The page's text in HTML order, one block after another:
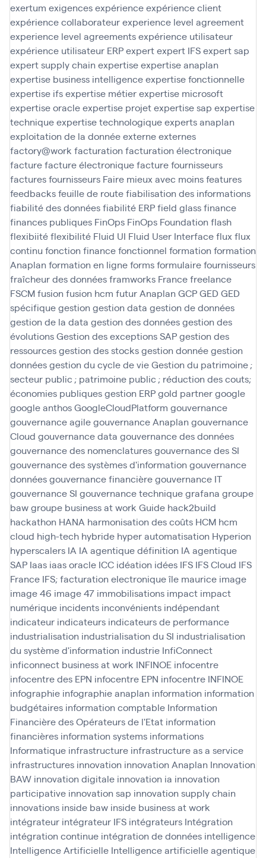
exertum exigencesexpérienceexpérience client
expérience collaborateurexperience level agreement
experience level agreementsexpérience utilisateur
expérience utilisateur ERPexpertexpert IFSexpert sap
expert supply chain expertiseexpertise anaplan
expertise business intelligenceexpertise fonctionnelle
expertise ifsexpertise métierexpertise microsoft
expertise oracleexpertise projetexpertise sap expertise
techniqueexpertise technologiqueexperts anaplan
exploitation de la donnéeexterneexternes
factory@work facturation facturation électronique
facturefacture électroniquefacture fournisseurs
factures fournisseurs Faire mieux avec moinsfeatures
feedbacksfeuille de routefiabilisation des informations
fiabilité des donnéesfiabilité ERPfield glassfinance
finances publiques FinOps FinOps Foundation flash
flexibiitéflexibilité Fluid UI Fluid User Interfaceflux flux
continu fonction financefonctionnel formation formation
Anaplan formation en ligneformsformulairefournisseurs
fraîcheur des donnéesframworks Francefreelance
FSCMfusion fusion hcm futur Anaplan GCPGED GED
spécifiquegestion gestion data gestion de données
gestion de la data gestion des donnéesgestion des
évolutionsGestion des exceptions SAPgestion des
ressourcesgestion des stocksgestion donnéegestion
donnéesgestion du cycle de vieGestion du patrimoine ;
secteur public ; patrimoine public ; réduction des couts;
économies publiquesgestion ERPgold partnergoogle
google anthosGoogleCloudPlatform gouvernance
gouvernance agilegouvernance Anaplan gouvernance
Cloud gouvernance data gouvernance des données
gouvernance des nomenclaturesgouvernance des SI
gouvernance des systèmes d'information gouvernance
donnéesgouvernance financièregouvernance IT
gouvernance SI gouvernance techniquegrafana groupe
bawgroupe business at work Guide hack2build
hackathon HANA harmonisation des coûts HCM hcm
cloud high-tech hybride hyper automatisation Hyperion
hyperscalers IA IA agentique définition IA agentique
SAP Iaas iaas oracle ICC idéation idées IFS IFS Cloud IFS
France IFS; facturation electroniqueîle maurice image
image 46 image 47 immobilisations impact impact
numérique incidents inconvénients indépendant
indicateur indicateurs indicateurs de performance
industrialisation industrialisation du SI industrialisation
du système d'information industrie InfiConnect
inficonnect business at work INFINOE infocentre
infocentre des EPN infocentre EPN infocentre INFINOE
infographie infographie anaplan information information
budgétaires information comptable Information
Financière des Opérateurs de l'Etat information
financières information systems informations
Informatique infrastructure infrastructure as a service
infrastructures innovation innovation Anaplan Innovation
BAW innovation digitale innovation ia innovation
participative innovation sap innovation supply chain
innovations inside baw inside business at work
intégrateur intégrateur IFS intégrateurs Intégration
intégration continue intégration de données intelligence
Intelligence Artificielle Intelligence artificielle agentique